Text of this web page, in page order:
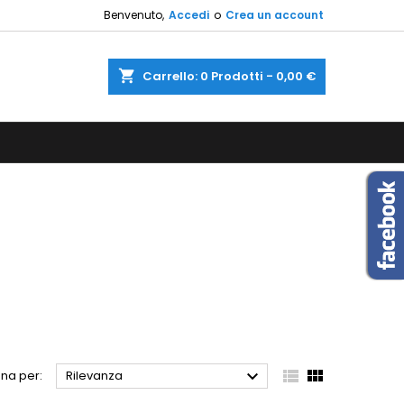
Benvenuto, Accedi o Crea un account
shopping_cart Carrello: 0 Prodotti - 0,00 €
per: Rilevanza   